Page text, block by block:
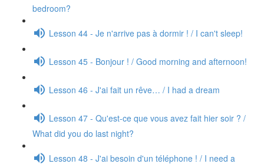
bedroom?
Lesson 44 - Je n'arrive pas à dormir ! / I can't sleep!
Lesson 45 - Bonjour ! / Good morning and afternoon!
Lesson 46 - J'ai fait un rêve… / I had a dream
Lesson 47 - Qu'est-ce que vous avez fait hier soir ? /
What did you do last night?
Lesson 48 - J'ai besoin d'un téléphone ! / I need a